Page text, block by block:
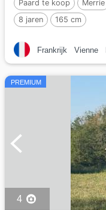
Paard te koop Merrie
8 jaren
165 cm
Frankrijk Vienne
PREMIUM
4